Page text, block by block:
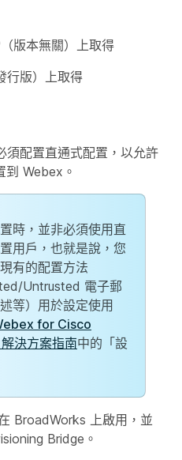
版本無關）上取得
行版）上取得
須配置直通式配置，以允許
Webex。
時，並非必須使用直
用戶，也就是說，您
有的配置方法
Untrusted 電子郵
等）用於設定使用
for Cisco
決方案指南中的「設
BroadWorks 上啟用，並
Bridge。